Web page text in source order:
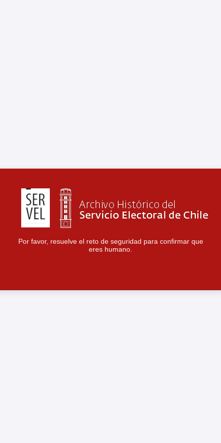
Por favor, resuelve el reto de seguridad para confirmar que
eres humano.